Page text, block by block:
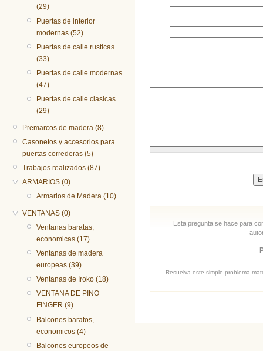
(29)
Puertas de interior
modernas (52)
Puertas de calle rusticas
(33)
Puertas de calle modernas
(47)
Puertas de calle clasicas
(29)
Premarcos de madera (8)
Casonetos y accesorios para
puertas correderas (5)
Trabajos realizados (87)
ARMARIOS (0)
Armarios de Madera (10)
VENTANAS (0)
Ventanas baratas,
economicas (17)
Ventanas de madera
europeas (39)
Ventanas de Iroko (18)
VENTANA DE PINO
FINGER (9)
Balcones baratos,
economicos (4)
Balcones europeos de
Esta pregunta se hace para
Resuelva este simple problema